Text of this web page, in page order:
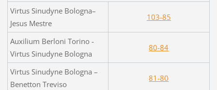
Virtus Sinudyne Bologna–
Jesus Mestre
103-85
Auxilium Berloni Torino -
Virtus Sinudyne Bologna
80-84
Virtus Sinudyne Bologna –
Benetton Treviso
81-80